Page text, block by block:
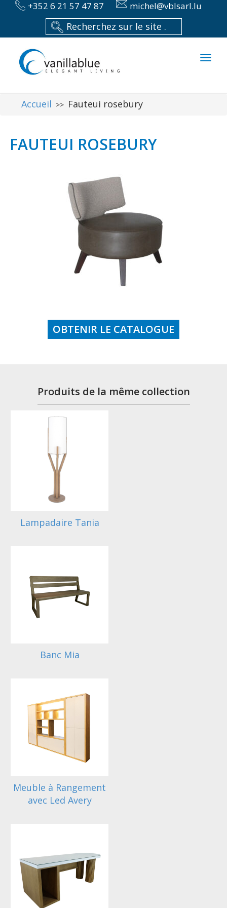
+352 6 21 57 47 87 michel@vblsarl.lu
Accueil >> Fauteui rosebury
FAUTEUI ROSEBURY
OBTENIR LE CATALOGUE
Produits de la même collection
Lampadaire Tania
Banc Mia
Meuble à Rangement
avec Led Avery